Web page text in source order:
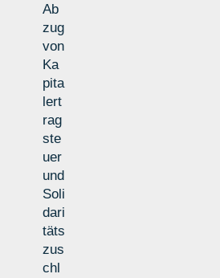
Ab
zug
von
Ka
pita
lert
rag
ste
uer
und
Soli
dari
täts
zus
chl